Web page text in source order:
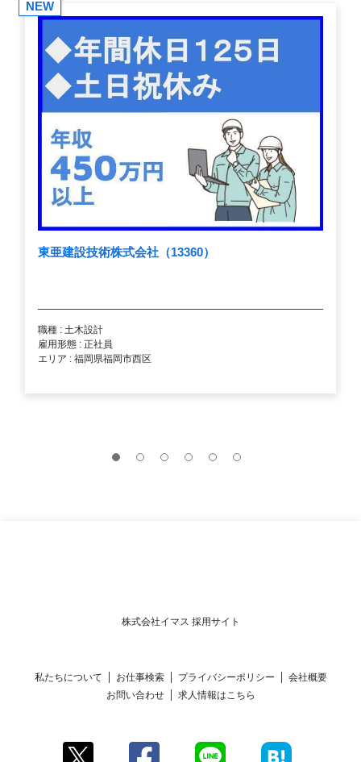
NEW
東亜建設技術株式会社（13360）
職種 : 土木設計
雇用形態 : 正社員
エリア : 福岡県福岡市西区
株式会社イマス 採用サイト
私たちについて お仕事検索 プライバシーポリシー
会社概要
お問い合わせ
求人情報はこちら